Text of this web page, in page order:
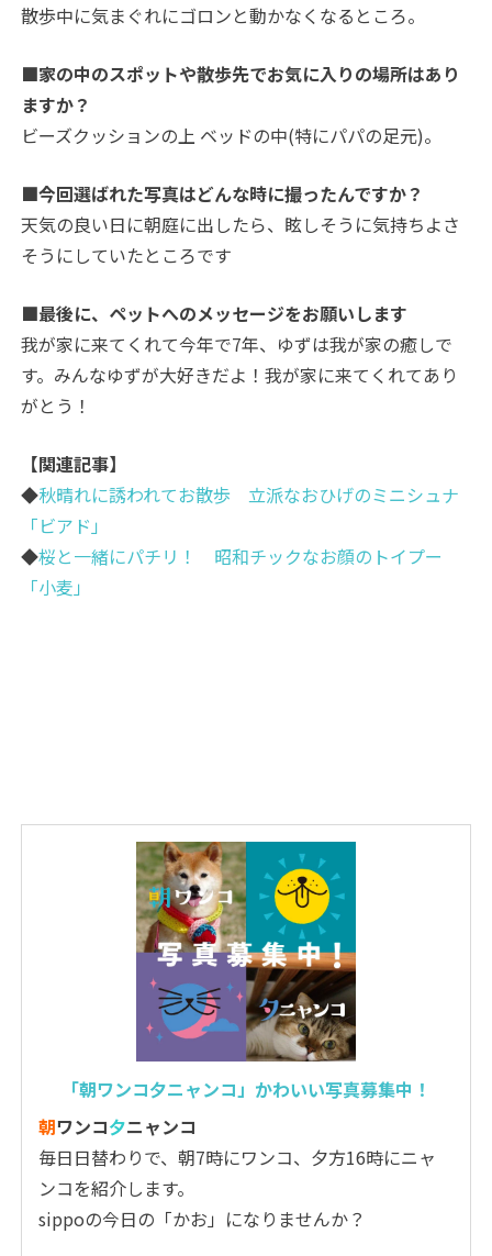
散歩中に気まぐれにゴロンと動かなくなるところ。
■家の中のスポットや散歩先でお気に入りの場所はあり
ますか？
ビーズクッションの上 ベッドの中(特にパパの足元)。
■今回選ばれた写真はどんな時に撮ったんですか？
天気の良い日に朝庭に出したら、眩しそうに気持ちよさ
そうにしていたところです
■最後に、ペットへのメッセージをお願いします
我が家に来てくれて今年で7年、ゆずは我が家の癒しで
す。みんなゆずが大好きだよ！我が家に来てくれてあり
がとう！
【関連記事】
◆秋晴れに誘われてお散歩 立派なおひげのミニシュナ
「ビアド」
◆桜と一緒にパチリ！ 昭和チックなお顔のトイプー
「小麦」
「朝ワンコ夕ニャンコ」かわいい写真募集中！
朝ワンコ夕ニャンコ
毎日日替わりで、朝7時にワンコ、夕方16時にニャ
ンコを紹介します。
sippoの今日の「かお」になりませんか？